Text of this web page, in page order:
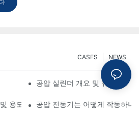
NEWS
CASES
종류, 구성 요소 및 공정
공압 실린더 개요 및 유형
용도 공압 진동기는 어떻게 작동하나